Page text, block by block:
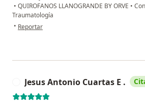
• QUIROFANOS LLANOGRANDE BY ORVE •
Traumatología
• en opinión del usuario Jaime Narváez
Reportar
Jesus Antonio Cuartas E .